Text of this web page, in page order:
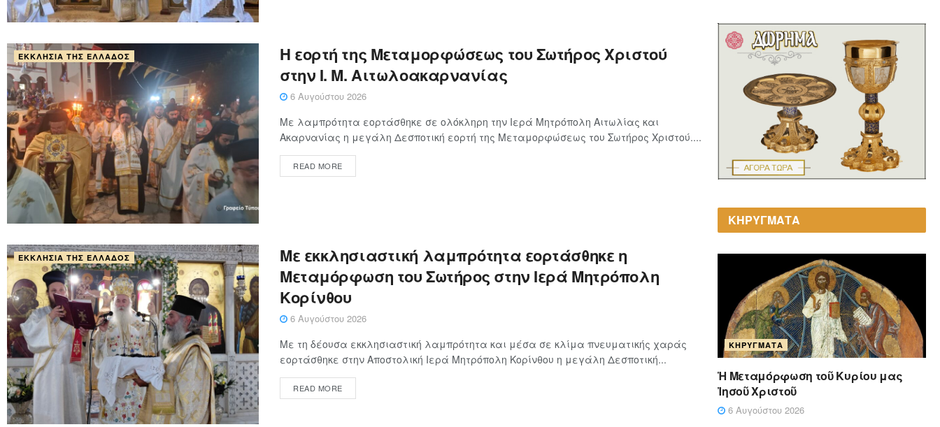
ΕΚΚΛΗΣΊΑ ΤΗΣ ΕΛΛΆΔΟΣ
Η εορτή της Μεταμορφώσεως του Σωτήρος Χριστού
στην Ι. Μ. Αιτωλοακαρνανίας
6 Αυγούστου 2026
Με λαμπρότητα εορτάσθηκε σε ολόκληρη την Ιερά Μητρόπολη Αιτωλίας και
Ακαρνανίας η μεγάλη Δεσποτική εορτή της Μεταμορφώσεως του Σωτήρος Χριστού....
READ MORE
ΕΚΚΛΗΣΊΑ ΤΗΣ ΕΛΛΆΔΟΣ
Με εκκλησιαστική λαμπρότητα εορτάσθηκε η
Μεταμόρφωση του Σωτήρος στην Ιερά Μητρόπολη
Κορίνθου
6 Αυγούστου 2026
Με τη δέουσα εκκλησιαστική λαμπρότητα και μέσα σε κλίμα πνευματικής χαράς
εορτάσθηκε στην Αποστολική Ιερά Μητρόπολη Κορίνθου η μεγάλη Δεσποτική...
READ MORE
ΚΗΡΥΓΜΑΤΑ
ΚΗΡΎΓΜΑΤΑ
Ἡ Μεταμόρφωση τοῦ Κυρίου μας
Ἰησοῦ Χριστοῦ
6 Αυγούστου 2026